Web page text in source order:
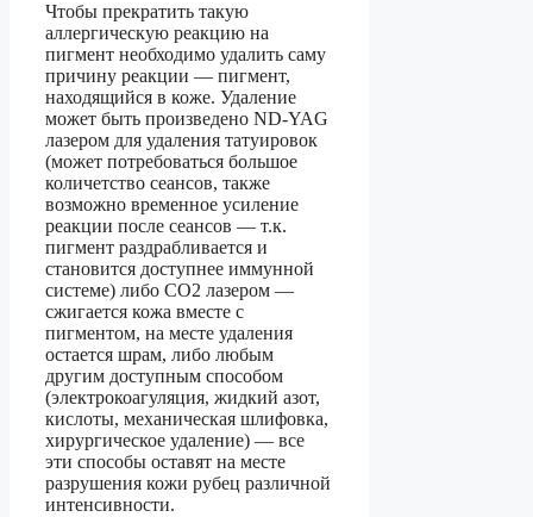
Чтобы прекратить такую
аллергическую реакцию на
пигмент необходимо удалить саму
причину реакции — пигмент,
находящийся в коже. Удаление
может быть произведено ND-YAG
лазером для удаления татуировок
(может потребоваться большое
количетство сеансов, также
возможно временное усиление
реакции после сеансов — т.к.
пигмент раздрабливается и
становится доступнее иммунной
системе) либо CO2 лазером —
сжигается кожа вместе с
пигментом, на месте удаления
остается шрам, либо любым
другим доступным способом
(электрокоагуляция, жидкий азот,
кислоты, механическая шлифовка,
хирургическое удаление) — все
эти способы оставят на месте
разрушения кожи рубец различной
интенсивности.